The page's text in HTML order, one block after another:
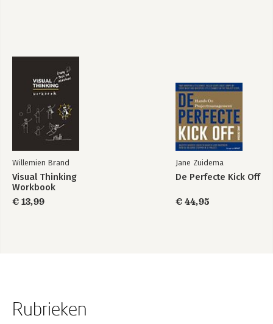
Willemien Brand
Visual Thinking
Workbook
€ 13,99
Jane Zuidema
De Perfecte Kick Off
€ 44,95
Rubrieken